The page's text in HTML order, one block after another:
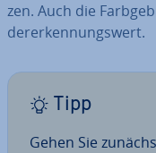
zen. Auch die
der­erken­nungs­wert.
Tipp
Gehen Sie